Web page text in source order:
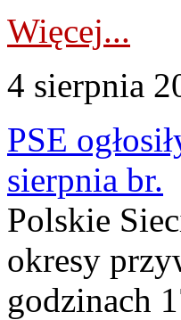
Więcej...
4 sierpnia
PSE
sierpnia br.
Polskie
okresy
godzinach